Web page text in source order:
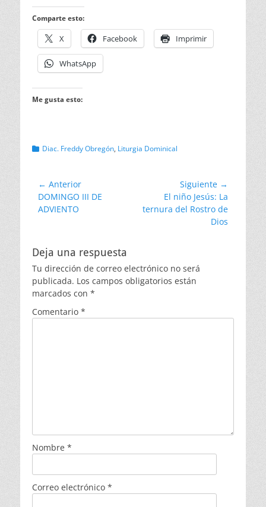
Comparte esto:
X Facebook Imprimir
WhatsApp
Me gusta esto:
Categorias
Diac. Freddy Obregón, Liturgia Dominical
Navegación
de
entradas
← Anterior
Entrada
anterior:
DOMINGO III DE
ADVIENTO
Siguiente →
siguiente:
El niño Jesús: La
ternura del Rostro de
Dios
Deja una respuesta
Tu dirección de correo electrónico no será
publicada. Los campos obligatorios están
marcados con *
Comentario *
Nombre *
Correo electrónico *